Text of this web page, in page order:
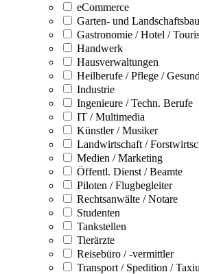
eCommerce
Garten- und Landschaftsbau
Gastronomie / Hotel /
Handwerk
Hausverwaltungen
Heilberufe / Pflege /
Industrie
Ingenieure / Techn. Berufe
IT / Multimedia
Künstler / Musiker
Landwirtschaft /
Medien / Marketing
Öffentl. Dienst / Beamte
Piloten / Flugbegleiter
Rechtsanwälte / Notare
Studenten
Tankstellen
Tierärzte
Reisebüro / -vermittler
Transport / Spedition /